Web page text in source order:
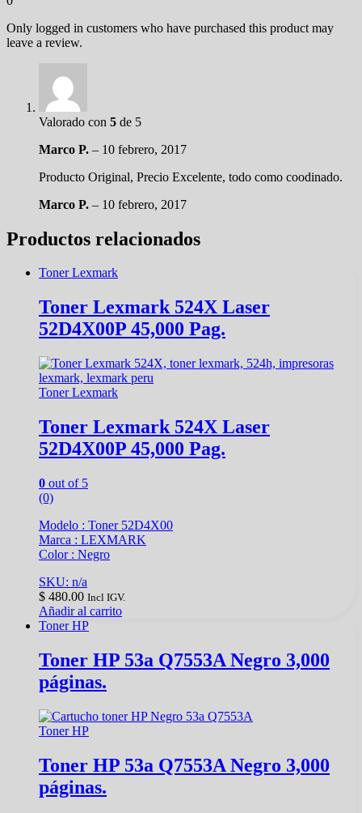
Only logged in customers who have purchased this product may
leave a review.
Valorado con 5 de 5
Marco P. – 10 febrero, 2017
Producto Original, Precio Excelente, todo como coodinado.
Marco P. – 10 febrero, 2017
Productos relacionados
Toner Lexmark
Toner Lexmark 524X Laser
52D4X00P 45,000 Pag.
Toner Lexmark
Toner Lexmark 524X Laser
52D4X00P 45,000 Pag.
0 out of 5
(0)
Modelo : Toner 52D4X00
Marca : LEXMARK
Color : Negro
SKU: n/a
$ 480.00 Incl IGV.
Añadir al carrito
Toner HP
Toner HP 53a Q7553A Negro 3,000
páginas.
Toner HP
Toner HP 53a Q7553A Negro 3,000
páginas.